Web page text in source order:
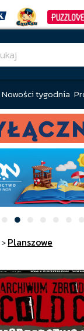
Nowości tygodnia
>Planszowe